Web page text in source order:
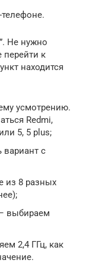
Не нужно
перейти к
находится
усмотрению.
Redmi,
5, 5 plus;
с
из 8 разных
выбираем
2,4 ГГц, как